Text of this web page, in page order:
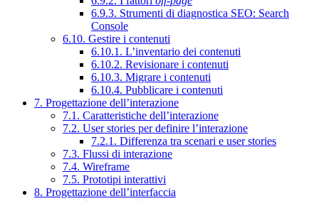
6.9.3. Strumenti di diagnostica SEO: Search
Console
6.10. Gestire i contenuti
6.10.1. L’inventario dei contenuti
6.10.2. Revisionare i contenuti
6.10.3. Migrare i contenuti
6.10.4. Pubblicare i contenuti
7. Progettazione dell’interazione
7.1. Caratteristiche dell’interazione
7.2. User stories per definire l’interazione
7.2.1. Differenza tra scenari e user stories
7.3. Flussi di interazione
7.4. Wireframe
7.5. Prototipi interattivi
8. Progettazione dell’interfaccia